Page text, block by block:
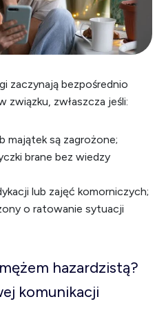
zaczynają bezpośrednio
związku, zwłaszcza jeśli:
majątek są zagrożone;
brane bez wiedzy
lub zajęć komorniczych;
o ratowanie sytuacji
hazardzistą?
komunikacji